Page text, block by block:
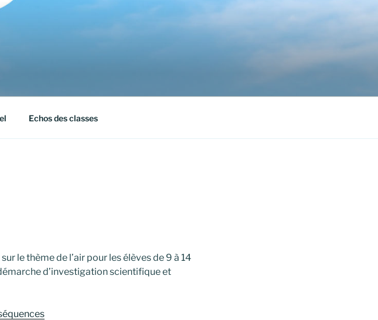
Echos des classes
le thème de l’air pour les élèves de 9 à 14
d’investigation scientifique et